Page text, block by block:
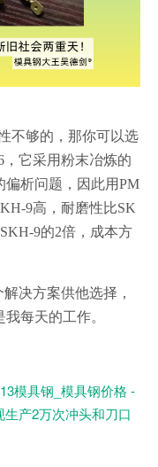
不够的，那你可以选
，它采用粉末冶炼的
偏析问题，因此用PM
9高，耐磨性比SK
9的2倍，成本方
决方案供他选择，
每天的工作。
模具钢_模具钢价格 -
产2万次冲头和刀口